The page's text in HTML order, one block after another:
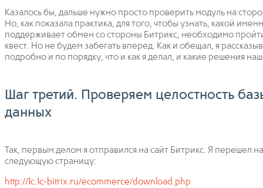
Казалось бы, дальше нужно просто проверить модуль на
Но, как показала практика, для того, чтобы узнать, какой
поддерживает обмен со стороны Битрикс, необходимо
квест. Но не будем забегать вперед. Как и обещал, я
подробно и по порядку, что и как я делал, и какие решения
Шаг третий. Проверяем целостность
данных
Так, первым делом я отправился на сайт Битрикс. Я перешел на
следующую страницу:
http://1c.1c-bitrix.ru/ecommerce/download.php